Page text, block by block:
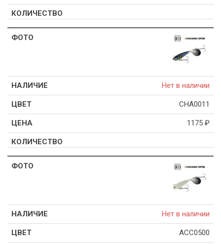
Нет в наличии
CHA0011
1175 ₽
Нет в наличии
ACC0500